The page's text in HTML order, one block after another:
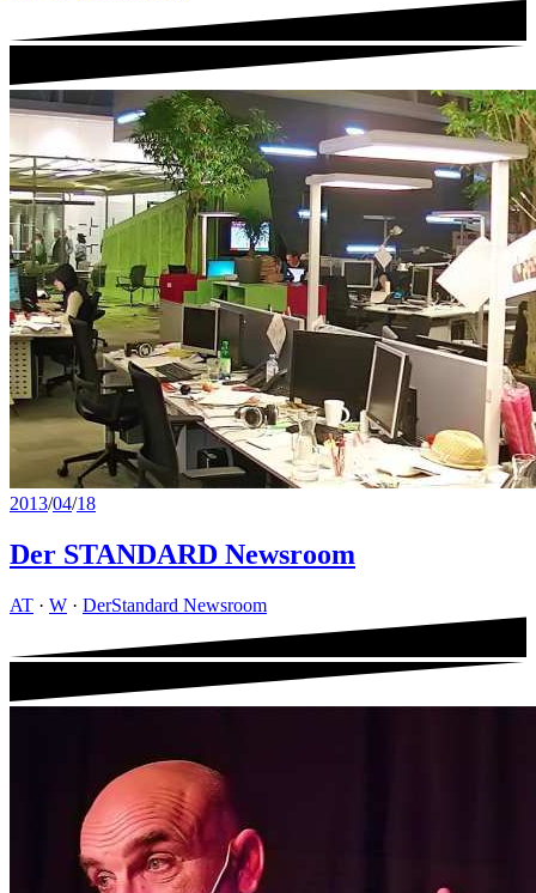
2013/04/18
Der STANDARD Newsroom
AT · W · DerStandard Newsroom